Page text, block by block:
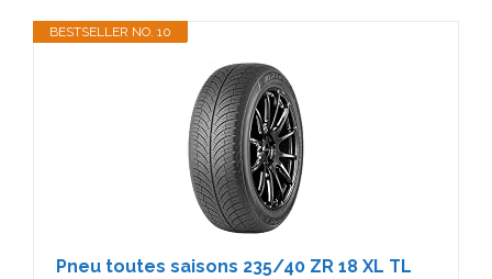
BESTSELLER NO. 10
Pneu toutes saisons 235/40 ZR 18 XL TL